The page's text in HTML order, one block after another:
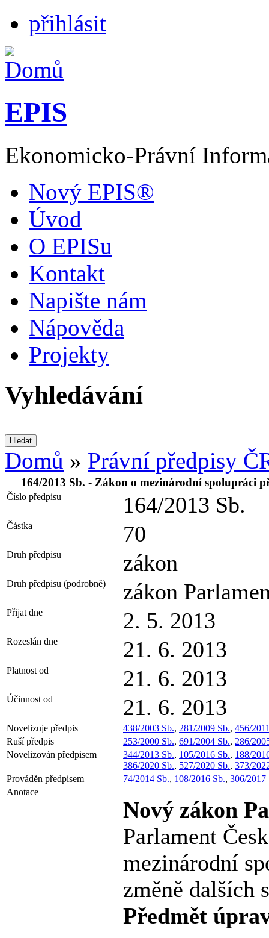
přihlásit
EPIS
Ekonomicko-Právní
Nový EPIS®
Úvod
O EPISu
Kontakt
Napište nám
Nápověda
Projekty
Vyhledávání
Domů » Právní předpisy
164/2013 Sb. - Zákon o mezinárodní spolupráci
Číslo předpisu 164/2013 Sb.
Částka 70
Druh předpisu zákon
Druh předpisu (podrobně) zákon
Přijat dne 2. 5. 2013
Rozeslán dne 21. 6. 2013
Platnost od 21. 6. 2013
Účinnost od 21. 6. 2013
Novelizuje předpis 438/2003 Sb., 281/2009 Sb., 456/
Ruší předpis
253/2000 Sb., 691/2004 Sb., 286/
Novelizován předpisem
344/2013 Sb., 105/2016 Sb., 188/
386/2020 Sb., 527/2020 Sb., 373/
Prováděn předpisem
74/2014 Sb., 108/2016 Sb., 306/2017
Anotace
Nový zákon
Parlament
mezinárodní
změně dalších
Předmět